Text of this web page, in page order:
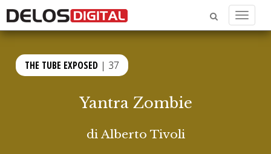
Menu
THE TUBE EXPOSED | 37
Yantra Zombie
diAlberto Tivoli